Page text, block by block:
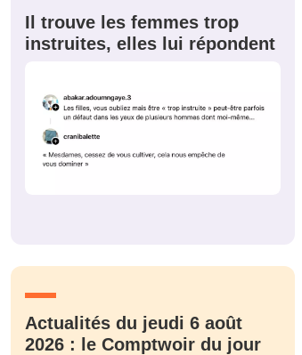
Il trouve les femmes trop
instruites, elles lui répondent
Actualités du jeudi 6 août
2026 : le Comptwoir du jour
PSEUDO*
PASSWORD*
VOTRE PARTICIPATION
Que souhaitez-vous
Quelques
tweets